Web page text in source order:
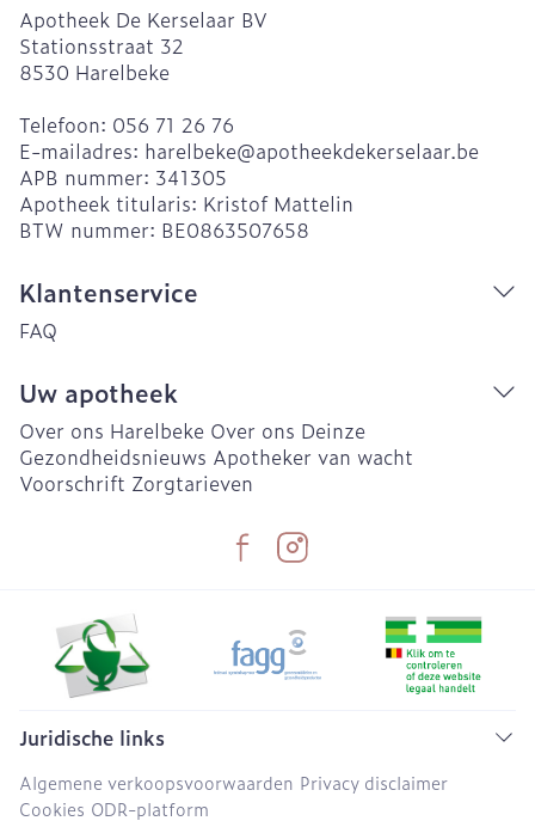
Apotheek De Kerselaar BV
Stationsstraat 32
8530 Harelbeke
Telefoon: 056 71 26 76
E-mailadres: harelbeke@apotheekdekerselaar.be
APB nummer: 341305
Apotheek titularis: Kristof Mattelin
BTW nummer: BE0863507658
Klantenservice
FAQ
Uw apotheek
Over ons Harelbeke Over ons Deinze
Gezondheidsnieuws Apotheker van wacht
Voorschrift Zorgtarieven
Juridische links
Algemene verkoopsvoorwaarden Privacy disclaimer
Cookies ODR-platform